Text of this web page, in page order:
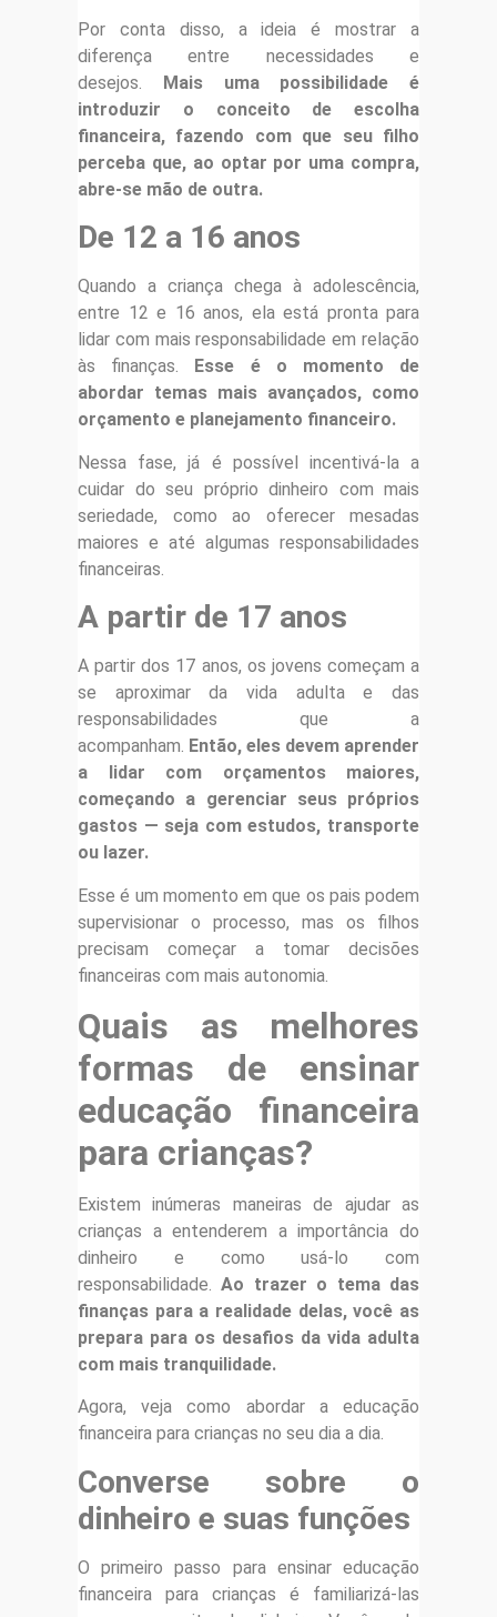
Por conta disso, a ideia é mostrar a
diferença entre necessidades e
desejos. Mais uma possibilidade é
introduzir o conceito de escolha
financeira, fazendo com que seu filho
perceba que, ao optar por uma compra,
abre-se mão de outra.
De 12 a 16 anos
Quando a criança chega à adolescência,
entre 12 e 16 anos, ela está pronta para
lidar com mais responsabilidade em relação
às finanças.
Esse é o momento de
abordar temas mais avançados, como
orçamento e planejamento financeiro.
Nessa fase, já é possível incentivá-la a
cuidar do seu próprio dinheiro com mais
seriedade, como ao oferecer mesadas
maiores e até algumas responsabilidades
financeiras.
A partir de 17 anos
A partir dos 17 anos, os jovens começam a
se aproximar da vida adulta e das
responsabilidades que a
acompanham. Então, eles devem aprender
a lidar com orçamentos maiores,
começando a gerenciar seus próprios
gastos — seja com estudos, transporte
ou lazer.
Esse é um momento em que os pais podem
supervisionar o processo, mas os filhos
precisam começar a tomar decisões
financeiras com mais autonomia.
Quais as melhores
formas de ensinar
educação financeira
para crianças?
Existem inúmeras maneiras de ajudar as
crianças a entenderem a importância do
dinheiro e como usá-lo com
responsabilidade.Ao trazer o tema das
finanças para a realidade delas, você as
prepara para os desafios da vida adulta
com mais tranquilidade.
Agora, veja como abordar a educação
financeira para crianças no seu dia a dia.
Converse sobre o
dinheiro e suas funções
O primeiro passo para ensinar educação
financeira para crianças é familiarizá-las